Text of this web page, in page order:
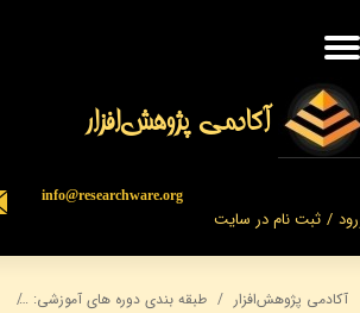
​​info@researchware.org
/ ثبت نام در سایت
حساب کاربری من
تغییر گذر واژه
سفارشات
خروج از حساب کاربری
​​​آکادمی پژوهش‌افزار
آکادمی پژوهش‌افزار طبقه بندی دوره های آموزشی: